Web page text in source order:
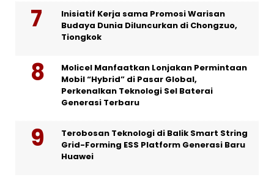
Inisiatif Kerja sama Promosi Warisan
Budaya Dunia Diluncurkan di Chongzuo,
Tiongkok
Molicel Manfaatkan Lonjakan Permintaan
Mobil “Hybrid” di Pasar Global,
Perkenalkan Teknologi Sel Baterai
Generasi Terbaru
Terobosan Teknologi di Balik Smart String
Grid-Forming ESS Platform Generasi Baru
Huawei